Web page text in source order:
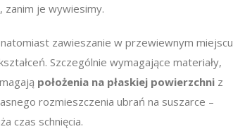
zanim je wywiesimy.
zawieszanie w przewiewnym miejscu
Szczególnie wymagające materiały,
położenia na płaskiej powierzchni z
rozmieszczenia ubrań na suszarce –
czas schnięcia.